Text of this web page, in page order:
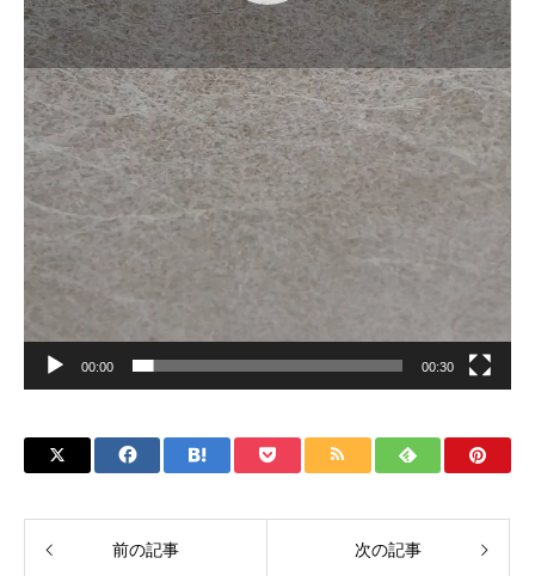
00:00 00:30
前の記事 次の記事